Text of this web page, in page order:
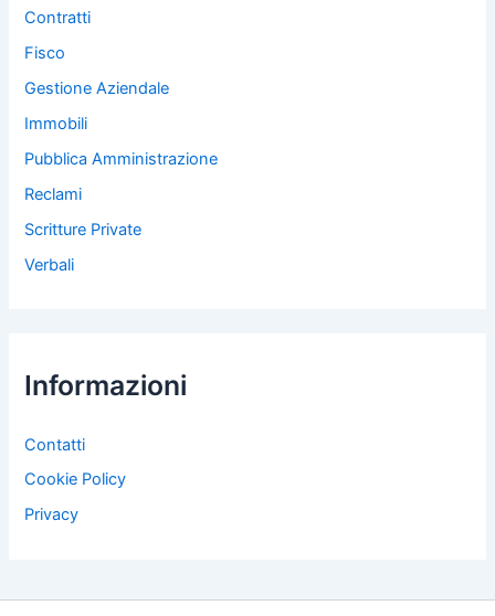
Contratti
Fisco
Gestione Aziendale
Immobili
Pubblica Amministrazione
Reclami
Scritture Private
Verbali
Informazioni
Contatti
Cookie Policy
Privacy